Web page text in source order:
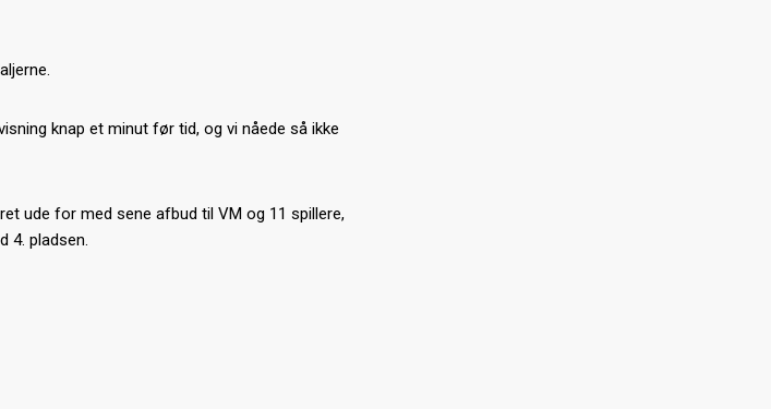
knap et minut før tid, og vi nåede så ikke
ude for med sene afbud til VM og 11 spillere,
4. pladsen.